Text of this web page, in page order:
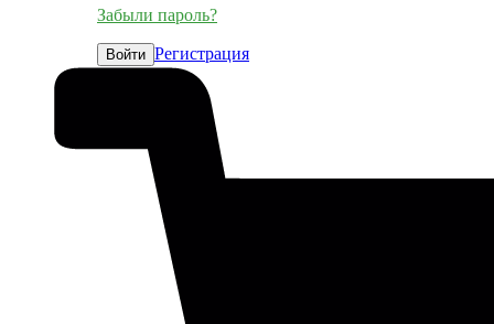
Забыли пароль?
Войти Регистрация